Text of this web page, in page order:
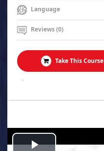
Language
Reviews (0)
Take This Course
.